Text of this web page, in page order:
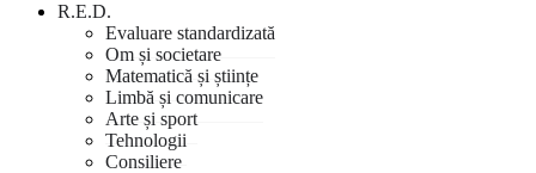
R.E.D.
Evaluare standardizată
Om și societare
Matematică și științe
Limbă și comunicare
Arte și sport
Tehnologii
Consiliere